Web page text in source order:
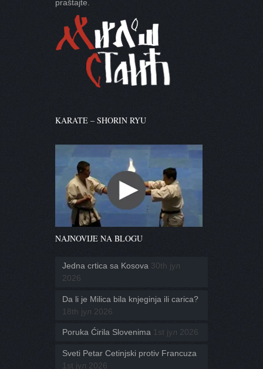
praštajte.
KARATE – SHORIN RYU
NAJNOVIJE NA BLOGU
Jedna crtica sa Kosova 30th јул
2026
Da li je Milica bila knjeginja ili carica?
18th јул 2026
Poruka Ćirila Slovenima 1st јул 2026
Sveti Petar Cetinjski protiv Francuza
1st јул 2026